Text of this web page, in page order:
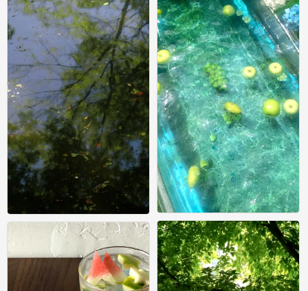
绿色壁纸 ins风壁纸 锁屏 绿色壁纸 ins风壁纸 锁屏
0